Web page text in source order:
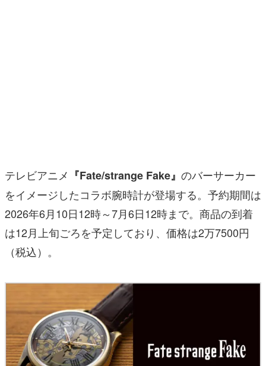
その他
電ファミニコゲーマーとは？
テレビアニメ 『Fate/strange Fake』 のバーサーカー
をイメージしたコラボ腕時計が登場する。予約期間は
2026年6月10日12時～7月6日12時まで。商品の到着
は12月上旬ごろを予定しており、価格は2万7500円
（税込）。